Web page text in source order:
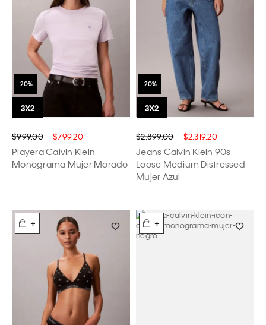
$999.00 $799.20
Playera Calvin Klein
Monograma Mujer Morado
$2,899.00 $2,319.20
Jeans Calvin Klein 90s
Loose Medium Distressed
Mujer Azul
+ +